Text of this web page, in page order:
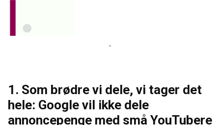
-
1. Som brødre vi dele, vi tager det
hele: Google vil ikke dele
annoncepenge med små YouTubere